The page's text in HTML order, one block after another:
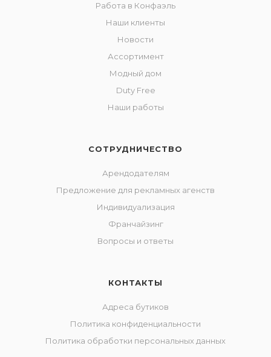
Работа в Конфаэль
Наши клиенты
Новости
Ассортимент
Модный дом
Duty Free
Наши работы
СОТРУДНИЧЕСТВО
Арендодателям
Предложение для рекламных агенств
Индивидуализация
Франчайзинг
Вопросы и ответы
КОНТАКТЫ
Адреса бутиков
Политика конфиденциальности
Политика обработки персональных данных